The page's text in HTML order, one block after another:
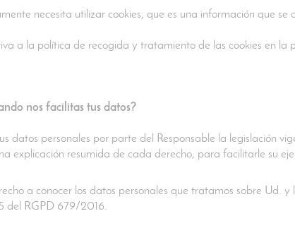
necesita utilizar cookies, que es una información que
a la política de recogida y tratamiento de las cookies en la
nos facilitas tus datos?
datos personales por parte del Responsable la legislación
explicación resumida de cada derecho, para facilitarle su
a conocer los datos personales que tratamos sobre Ud. y
del RGPD 679/2016.